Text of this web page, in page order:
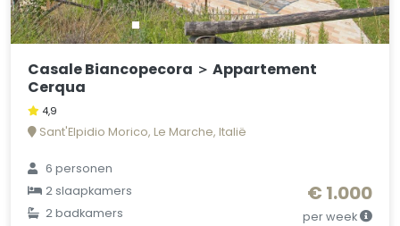
Casale Biancopecora ＞ Appartement
Cerqua
4,9
Sant'Elpidio Morico, Le Marche, Italië
6 personen
2 slaapkamers
2 badkamers
€ 1.000
per week